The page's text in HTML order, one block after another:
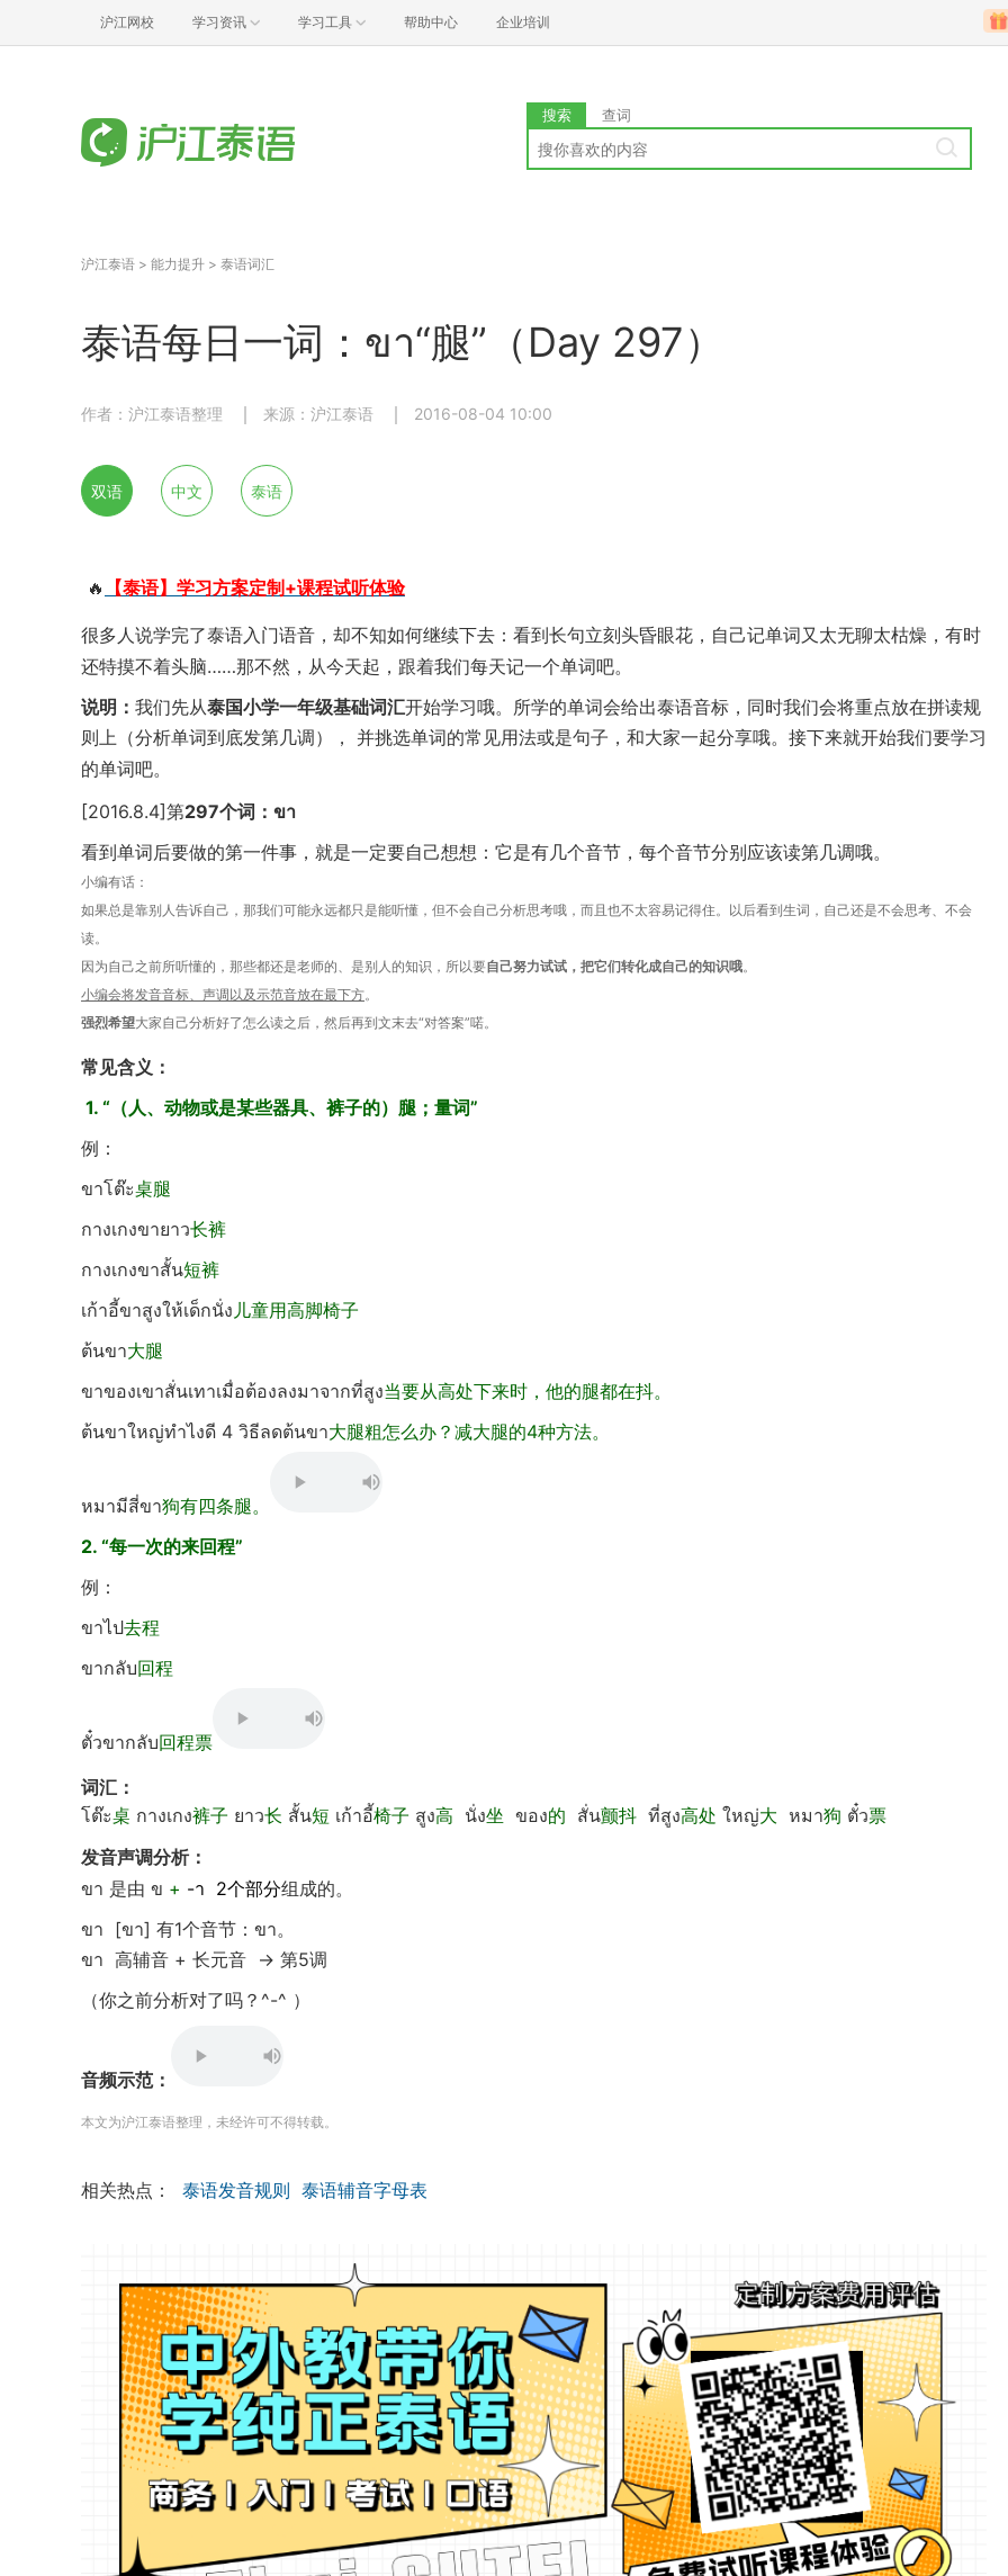
沪江网校 学习资讯 学习工具 帮助中心 企业培训
搜索 查词
沪江泰语 > 能力提升 > 泰语词汇
泰语每日一词：ขา“腿”（Day 297）
作者：沪江泰语整理 来源：沪江泰语 2016-08-04 10:00
双语 中文 泰语
🔥 【泰语】学习方案定制+课程试听体验
很多人说学完了泰语入门语音，却不知如何继续下去：看到长句立刻头昏眼花，自己记单词又太无聊太枯燥，有时
还特摸不着头脑……那不然，从今天起，跟着我们每天记一个单词吧。
说明： 我们先从泰国小学一年级基础词汇开始学习哦。所学的单词会给出泰语音标，同时我们会将重点放在拼读规
则上（分析单词到底发第几调）
， 并挑选单词的常见用法或是句子，和大家一起分享哦。 接下来就开始我们要学习
的单词吧。
[2016.8.4]第297个词：ขา
看到单词后要做的第一件事，就是一定要自己想想：它是有几个音节，每个音节分别应该读第几调哦。
小编有话：
如果总是靠别人告诉自己，那我们可能永远都只是能听懂，但不会自己分析思考哦，而且也不太容易记得住。 以后看到生词，自己还是不会思考、不会
读。
因为自己之前所听懂的，那些都还是老师的、是别人的知识，所以要自己努力试试，把它们转化成自己的知识哦。
小编会将发音音标、声调以及示范音放在最下方。
强烈希望大家自己分析好了怎么读之后，然后再到文末去“对答案”喏。
常见含义：
1. “（人、动物或是某些器具、裤子的）腿；量词”
例：
ขาโต๊ะ桌腿
กางเกงขายาว长裤
กางเกงขาสั้น短裤
เก้าอี้ขาสูงให้เด็กนั่ง 儿童用高脚椅子
ต้นขา大腿
ขาของเขาสั่นเทาเมื่อต้องลงมาจากที่สูง当要从高处下来时，他的腿都在抖。
ต้นขาใหญ่ทําไงดี 4 วิธีลดต้นขา大腿粗怎么办？减大腿的4种方法。
หมามีสี่ขา狗有四条腿。
2. “每一次的来回程”
例：
ขาไป去程
ขากลับ回程
ตั๋วขากลับ回程票
词汇：
โต๊ะ桌 กางเกง裤子 ยาว长 สั้น短 เก้าอี้椅子 สูง高 นั่ง坐 ของ的 สั่น颤抖 ที่สูง高处 ใหญ่大 หมา狗 ตั๋ว票
发音声调分析：
ขา 是由 ข + -า 2个部分组成的。
ขา
[ขา] 有1个音节： ขา。
ขา 高辅音 + 长元音 → 第5调
（你之前分析对了吗？^-^ ）
音频示范：
本文为沪江泰语整理，未经许可不得转载。
相关热点： 泰语发音规则 泰语辅音字母表